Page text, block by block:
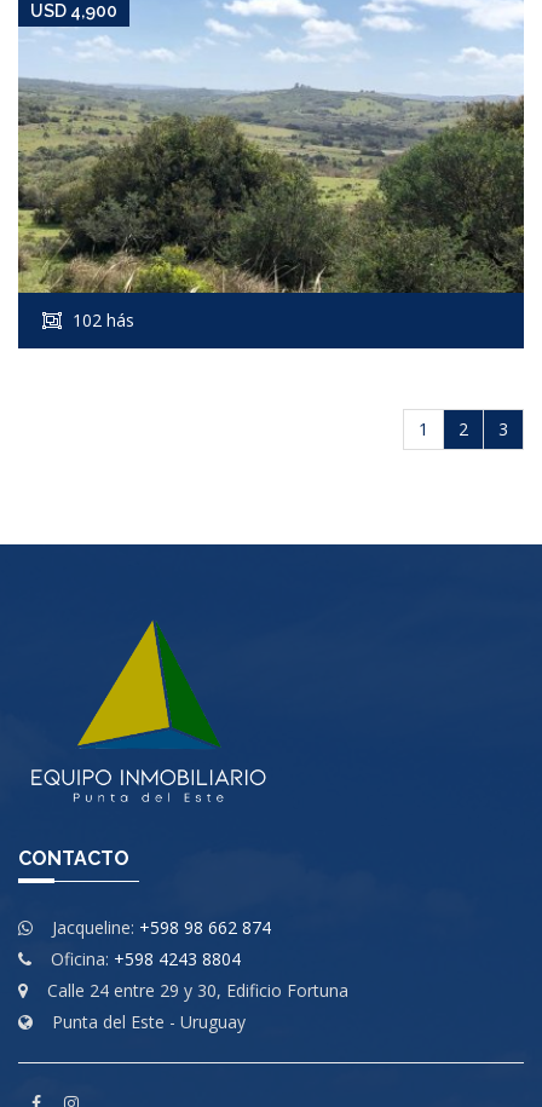
USD 4,900
102 hás
1 2 3
CONTACTO
Jacqueline: +598 98 662 874
Oficina: +598 4243 8804
Calle 24 entre 29 y 30, Edificio Fortuna
Punta del Este - Uruguay